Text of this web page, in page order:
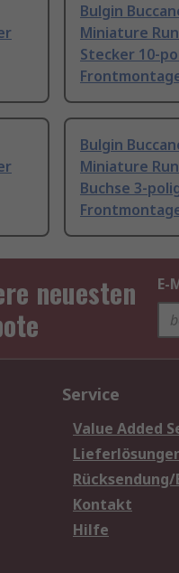
Bulgin
Miniature
Stecker 10-
Bulgin
Miniature
Buchse 3-
neuesten
E-
Service
Value Added
Kontakt
Hilfe